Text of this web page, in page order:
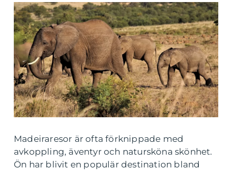
Madeiraresor är ofta förknippade med
avkoppling, äventyr och natursköna skönhet.
Ön har blivit en populär destination bland